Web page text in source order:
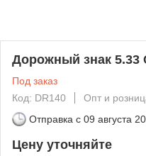
Дорожный знак 5.33
Под заказ
Код: DR140
Опт и
Отправка с 09 августа
Цену уточняйте